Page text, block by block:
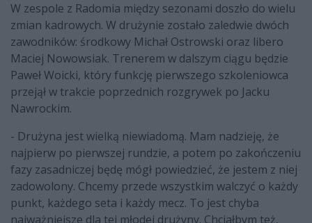
W zespole z Radomia między sezonami doszło do wielu
zmian kadrowych. W drużynie zostało zaledwie dwóch
zawodników: środkowy Michał Ostrowski oraz libero
Maciej Nowowsiak. Trenerem w dalszym ciągu będzie
Paweł Woicki, który funkcję pierwszego szkoleniowca
przejął w trakcie poprzednich rozgrywek po Jacku
Nawrockim.
- Drużyna jest wielką niewiadomą. Mam nadzieję, że
najpierw po pierwszej rundzie, a potem po zakończeniu
fazy zasadniczej będę mógł powiedzieć, że jestem z niej
zadowolony. Chcemy przede wszystkim walczyć o każdy
punkt, każdego seta i każdy mecz. To jest chyba
najważniejsze dla tej młodej drużyny. Chciałbym też,